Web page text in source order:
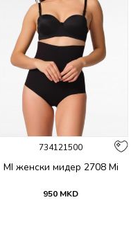
734121500
MI женски мидер 2708 Mi
950 MKD